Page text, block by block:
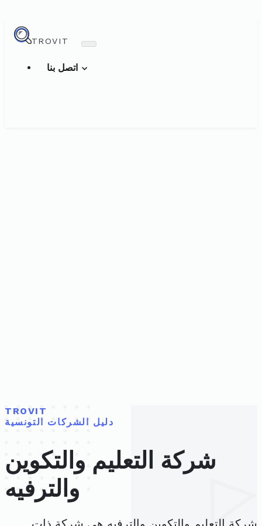
TROVIT
TROVIT
دليل الشركات التونسية
شركة التعليم والتكوين
والترفيه